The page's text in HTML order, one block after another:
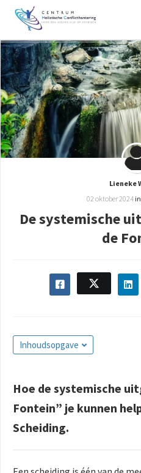
Lieneke
02 oktober 2024 in
De systemische
de
Inhoudsopgave
Hoe de systemische
Fontein” je kunnen
Scheiding.